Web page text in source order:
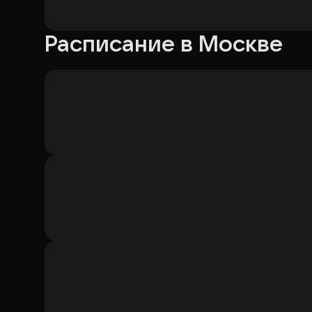
Расписание в Москве